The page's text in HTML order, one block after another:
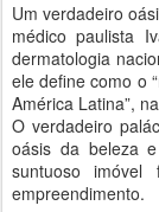
Um verdadeiro
médico paulista
dermatologia
ele define como o
América Latina”,
O verdadeiro
oásis da beleza
suntuoso
empreendimento.